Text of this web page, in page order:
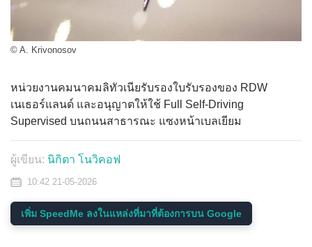
© A. Krivonosov
หน่วยงานคมนาคมลิทัวเนียรับรองใบรับรองของ RDW
เนเธอร์แลนด์ และอนุญาตให้ใช้ Full Self-Driving
Supervised บนถนนสาธารณะ แซงหน้าเบลเยียม
ผู้เขียน: นิกิตา โนวิคอฟ
10:42 21-05-2026
เพิ่ม SpeedMe ลงในแหล่งที่มาที่ต้องการบน Google